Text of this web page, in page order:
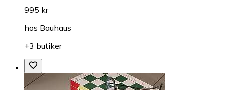
995 kr
hos Bauhaus
+3 butiker